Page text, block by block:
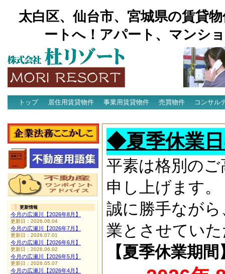
太白区、仙台市、宮城県の賃貸
ートへ！アパート、マンシ
トップ 居住用賃貸物件 事業用賃貸物件 売買物件
コンサル
◆夏季休業
平素は格別の
申し上げます。
誠に勝手なが
業とさせてい
【夏季休業期間
更新情報
今月の広瀬川【2026年8月】
更新日：2026.08.04
今月の広瀬川【2026年7月】
更新日：2026.07.01
今月の広瀬川【2026年6月】
更新日：2026.06.02
今月の広瀬川【2026年5月】
更新日：2026.05.07
今月の広瀬川【2026年4月】